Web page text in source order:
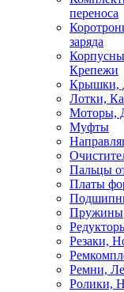
переноса
заряда
Крепежи
Крышки,
Лотки,
Моторы,
Муфты
Пальцы
Платы
Пружины
Резаки,
Ремни,
Ролики,